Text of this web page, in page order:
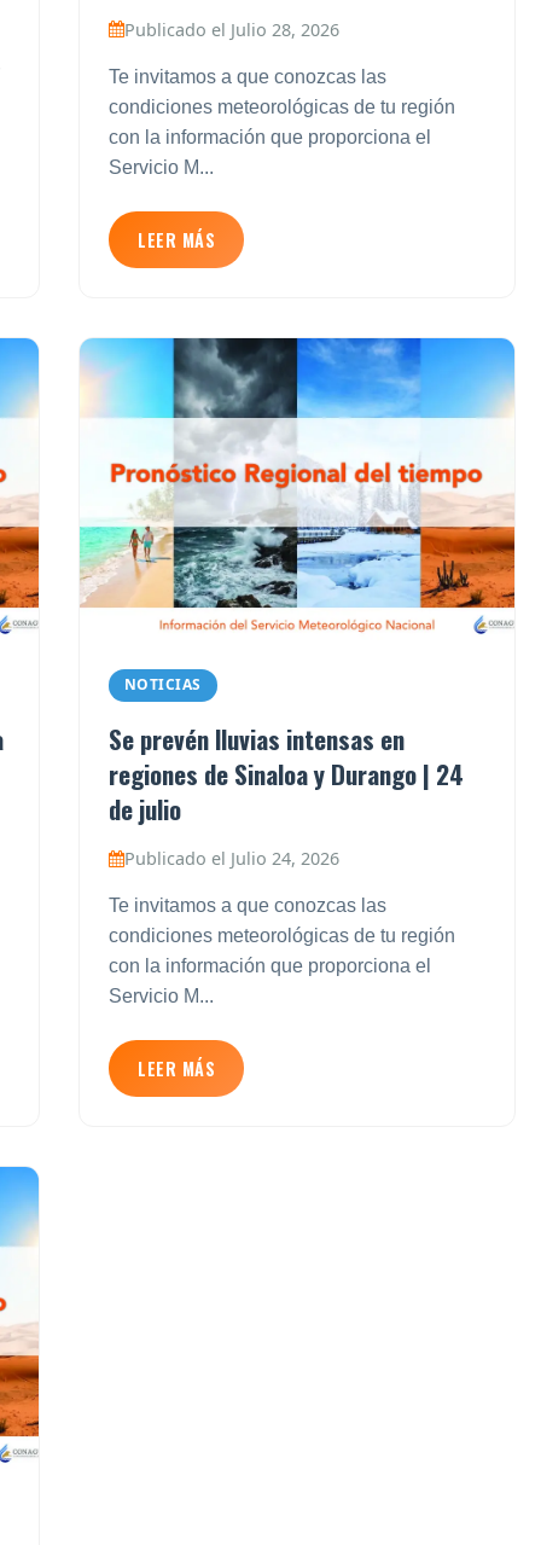
Publicado el Julio 28, 2026
Te invitamos a que conozcas las
condiciones meteorológicas de tu región
con la información que proporciona el
Servicio M...
LEER MÁS
NOTICIAS
Se prevén lluvias intensas en
regiones de Sinaloa y Durango | 24
de julio
Publicado el Julio 24, 2026
Te invitamos a que conozcas las
condiciones meteorológicas de tu región
con la información que proporciona el
Servicio M...
LEER MÁS